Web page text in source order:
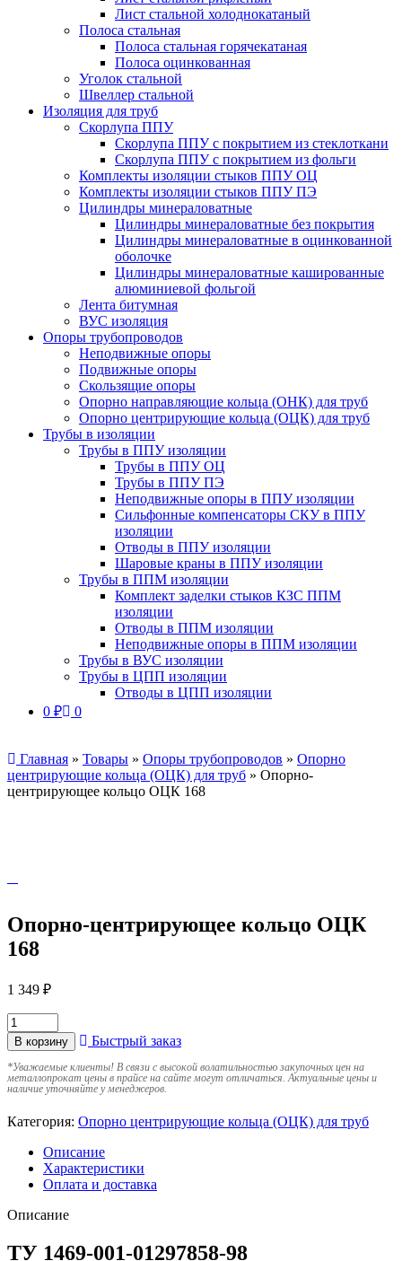
Лист стальной холоднокатаный
Полоса стальная
Полоса стальная горячекатаная
Полоса оцинкованная
Уголок стальной
Швеллер стальной
Изоляция для труб
Скорлупа ППУ
Скорлупа ППУ с покрытием из стеклоткани
Скорлупа ППУ с покрытием из фольги
Комплекты изоляции стыков ППУ ОЦ
Комплекты изоляции стыков ППУ ПЭ
Цилиндры минераловатные
Цилиндры минераловатные без покрытия
Цилиндры минераловатные в оцинкованной
оболочке
Цилиндры минераловатные кашированные
алюминиевой фольгой
Лента битумная
ВУС изоляция
Опоры трубопроводов
Неподвижные опоры
Подвижные опоры
Скользящие опоры
Опорно направляющие кольца (ОНК) для труб
Опорно центрирующие кольца (ОЦК) для труб
Трубы в изоляции
Трубы в ППУ изоляции
Трубы в ППУ ОЦ
Трубы в ППУ ПЭ
Неподвижные опоры в ППУ изоляции
Сильфонные компенсаторы СКУ в ППУ
изоляции
Отводы в ППУ изоляции
Шаровые краны в ППУ изоляции
Трубы в ППМ изоляции
Комплект заделки стыков КЗС ППМ
изоляции
Отводы в ППМ изоляции
Неподвижные опоры в ППМ изоляции
Трубы в ВУС изоляции
Трубы в ЦПП изоляции
Отводы в ЦПП изоляции
0 ₽ 0
Главная » Товары » Опоры трубопроводов » Опорно
центрирующие кольца (ОЦК) для труб » Опорно-
центрирующее кольцо ОЦК 168
Опорно-центрирующее кольцо ОЦК
168
1 349 ₽
В корзину Быстрый заказ
*Уважаемые клиенты! В связи с высокой волатильностью закупочных цен на
металлопрокат цены в прайсе на сайте могут отличаться. Актуальные цены и
наличие уточняйте у менеджеров.
Категория: Опорно центрирующие кольца (ОЦК) для труб
Описание
Характеристики
Оплата и доставка
Описание
ТУ 1469-001-01297858-98